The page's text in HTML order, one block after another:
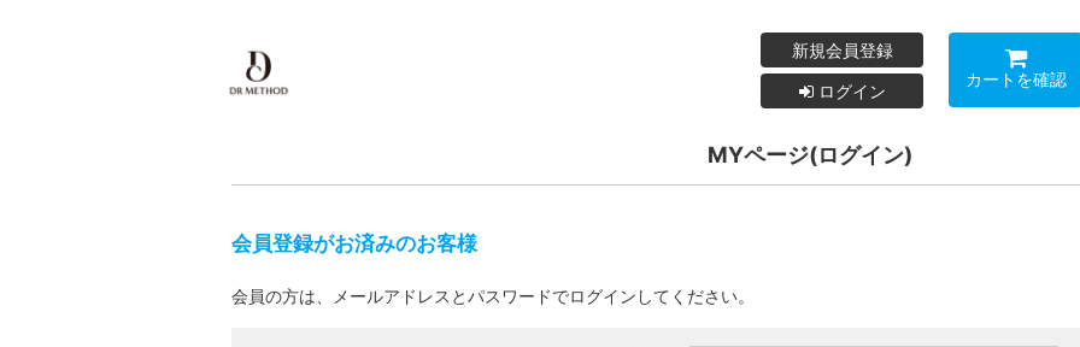
新規会員登録
ログイン
カートを確認
MYページ(ログイン)
会員登録がお済みのお客様
会員の方は、メールアドレスとパスワードでログインしてください。